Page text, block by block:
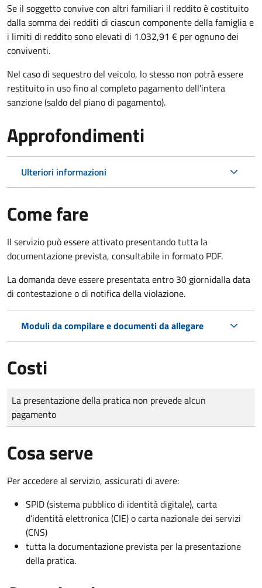
Se il soggetto convive con altri familiari il reddito è costituito
dalla somma dei redditi di ciascun componente della famiglia e
i limiti di reddito sono elevati di 1.032,91 € per ognuno dei
conviventi.
Nel caso di sequestro del veicolo, lo stesso non potrà essere
restituito in uso fino al completo pagamento dell'intera
sanzione (saldo del piano di pagamento).
Approfondimenti
Ulteriori informazioni
Come fare
Il servizio può essere attivato presentando tutta la
documentazione prevista, consultabile in formato PDF.
La domanda deve essere presentata entro 30 giornidalla data
di contestazione o di notifica della violazione.
Moduli da compilare e documenti da allegare
Costi
Tipo di pagamento
Importo
La presentazione della pratica non prevede alcun
pagamento
Cosa serve
Per accedere al servizio, assicurati di avere:
SPID (sistema pubblico di identità digitale), carta
d’identità elettronica (CIE) o carta nazionale dei servizi
(CNS)
tutta la documentazione prevista per la presentazione
della pratica.